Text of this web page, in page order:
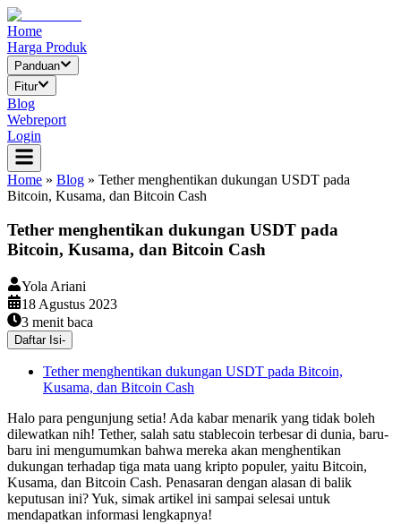
Home
Harga Produk
Panduan
Fitur
Blog
Webreport
Login
Home » Blog » Tether menghentikan dukungan USDT pada
Bitcoin, Kusama, dan Bitcoin Cash
Tether menghentikan dukungan USDT pada
Bitcoin, Kusama, dan Bitcoin Cash
Yola Ariani
18 Agustus 2023
3 menit baca
Daftar Isi-
Tether menghentikan dukungan USDT pada Bitcoin,
Kusama, dan Bitcoin Cash
Halo para pengunjung setia! Ada kabar menarik yang tidak boleh
dilewatkan nih! Tether, salah satu stablecoin terbesar di dunia, baru-
baru ini mengumumkan bahwa mereka akan menghentikan
dukungan terhadap tiga mata uang kripto populer, yaitu Bitcoin,
Kusama, dan Bitcoin Cash. Penasaran dengan alasan di balik
keputusan ini? Yuk, simak artikel ini sampai selesai untuk
mendapatkan informasi lengkapnya!